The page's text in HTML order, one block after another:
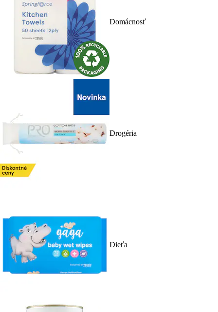
Domácnosť
Drogéria
Dieťa